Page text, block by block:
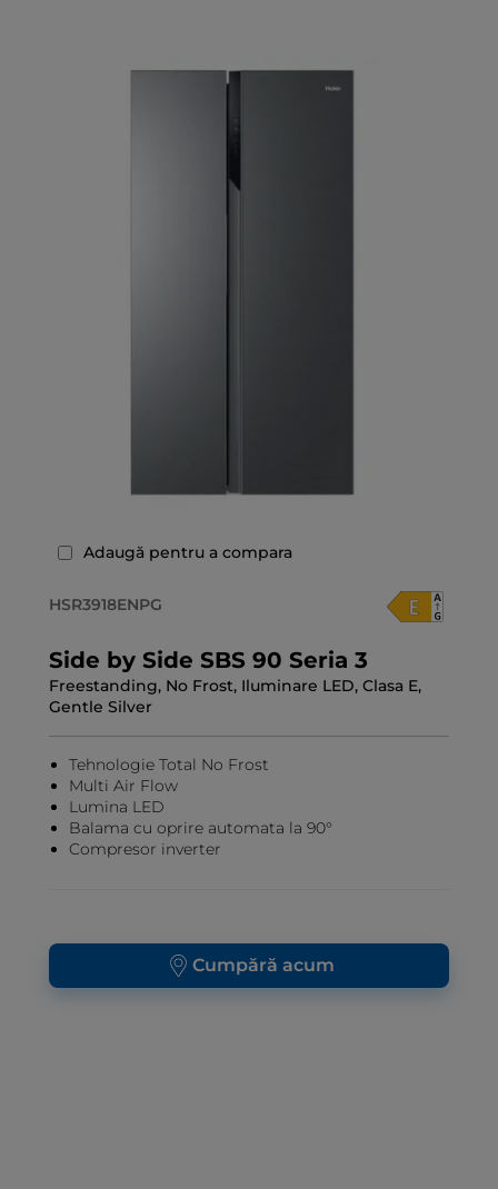
Adaugă pentru a compara
HSR3918ENPG
Side by Side SBS 90 Seria 3
Freestanding, No Frost, Iluminare LED, Clasa E,
Gentle Silver
Tehnologie Total No Frost
Multi Air Flow
Lumina LED
Balama cu oprire automata la 90°
Compresor inverter
Cumpără acum